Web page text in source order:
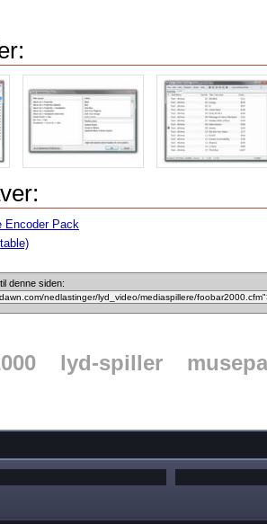
Encoder Pack
denne siden:
lyd-spiller